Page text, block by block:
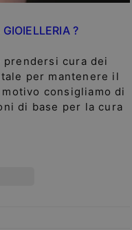
?
prendersi cura dei
per mantenere il
consigliamo di
di base per la cura